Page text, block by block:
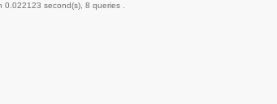
0.022123 second(s), 8 queries .